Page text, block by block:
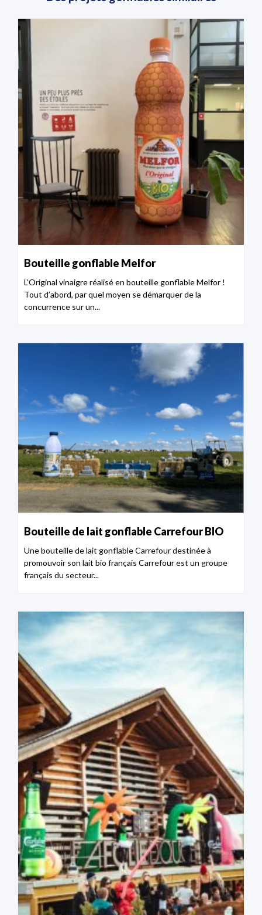
Bouteille gonflable Melfor
L’Original vinaigre réalisé en bouteille gonflable Melfor !
Tout d’abord, par quel moyen se démarquer de la
concurrence sur un...
Bouteille de lait gonflable Carrefour BIO
Une bouteille de lait gonflable Carrefour destinée à
promouvoir son lait bio français Carrefour est un groupe
français du secteur...